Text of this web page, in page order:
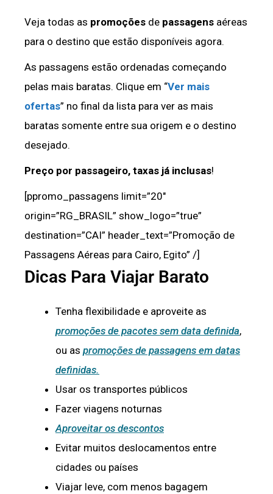
Veja todas as promoções de passagens aéreas
para o destino que estão disponíveis agora.
As passagens estão ordenadas começando
pelas mais baratas. Clique em “Ver mais
ofertas” no final da lista para ver as mais
baratas somente entre sua origem e o destino
desejado.
Preço por passageiro, taxas já inclusas!
[ppromo_passagens limit=”20″
origin=”RG_BRASIL” show_logo=”true”
destination=”CAI” header_text=”Promoção de
Passagens Aéreas para Cairo, Egito” /]
Dicas Para Viajar Barato
Tenha flexibilidade e aproveite as
promoções de pacotes sem data definida,
ou as promoções de passagens em datas
definidas.
Usar os transportes públicos
Fazer viagens noturnas
Aproveitar os descontos
Evitar muitos deslocamentos entre
cidades ou países
Viajar leve, com menos bagagem